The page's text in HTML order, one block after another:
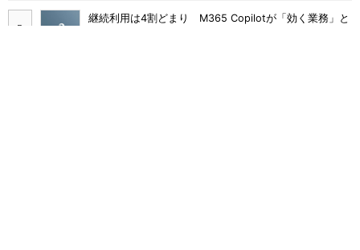
継続利用は4割どまり M365 Copilotが「効く業務」と